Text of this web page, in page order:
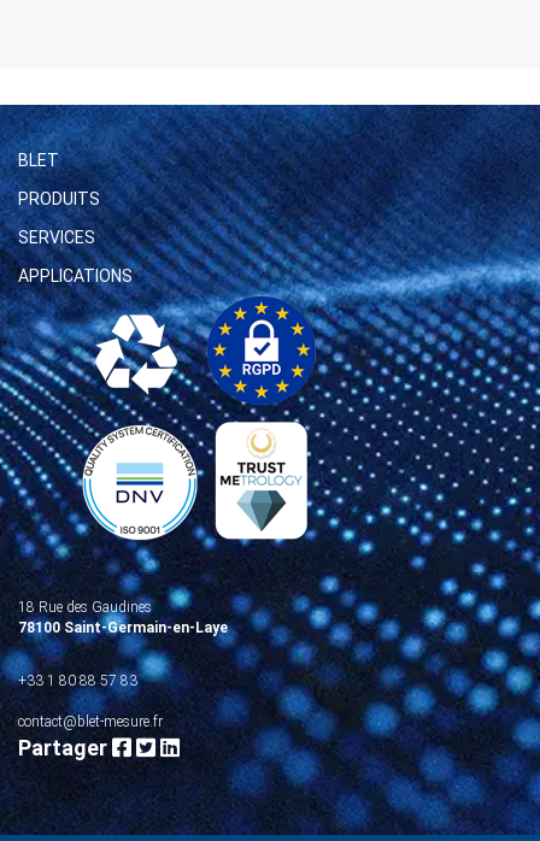
BLET
PRODUITS
SERVICES
APPLICATIONS
18 Rue des Gaudines
78100 Saint-Germain-en-Laye
+33 1 80 88 57 83
contact@blet-mesure.fr
Partager